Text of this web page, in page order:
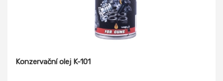
Konzervační olej K-101